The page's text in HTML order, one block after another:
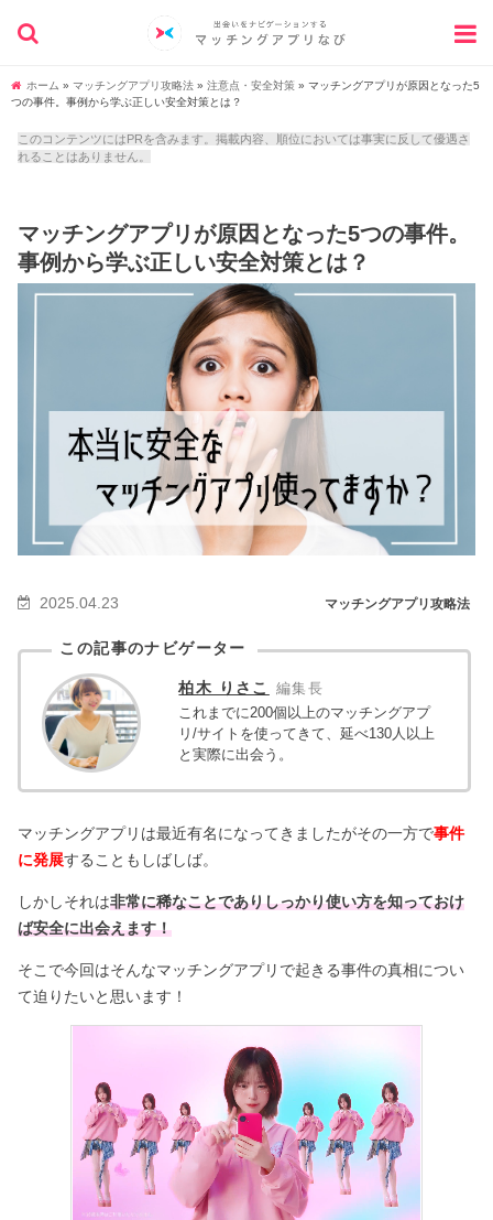
ホーム » マッチングアプリ攻略法 » 注意点・安全対策 » マッチングアプリが原因となった5
つの事件。事例から学ぶ正しい安全対策とは？
このコンテンツにはPRを含みます。掲載内容、順位においては事実に反して優遇さ
れることはありません。
マッチングアプリが原因となった5つの事件。
事例から学ぶ正しい安全対策とは？
マッチングアプリ攻略法
2025.04.23
この記事のナビゲーター
柏木 りさこ
編集長
これまでに200個以上のマッチングアプ
リ/サイトを使ってきて、延べ130人以上
と実際に出会う。
マッチングアプリは最近有名になってきましたがその一方で事件
に発展することもしばしば。
しかしそれは非常に稀なことでありしっかり使い方を知っておけ
ば安全に出会えます！
そこで今回はそんなマッチングアプリで起きる事件の真相につい
て迫りたいと思います！